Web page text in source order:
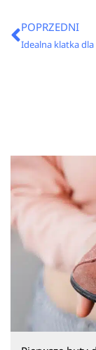
Prev
POPRZEDNI